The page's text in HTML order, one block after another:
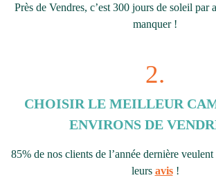
Près de Vendres, c’est 300 jours de soleil par
manquer !
2.
CHOISIR LE MEILLEUR
ENVIRONS DE
85% de nos clients de l’année dernière
leurs avis!